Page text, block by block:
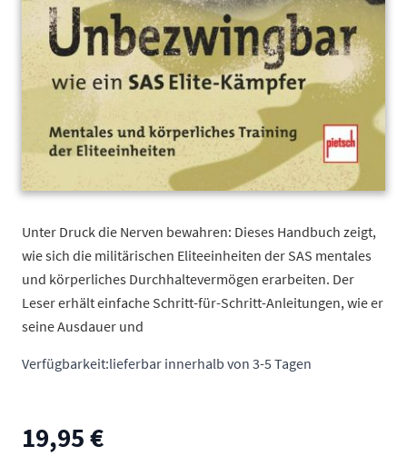
Unter Druck die Nerven bewahren: Dieses Handbuch zeigt,
wie sich die militärischen Eliteeinheiten der SAS mentales
und körperliches Durchhaltevermögen erarbeiten. Der
Leser erhält einfache Schritt-für-Schritt-Anleitungen, wie er
seine Ausdauer und
Verfügbarkeit:lieferbar innerhalb von 3-5 Tagen
19,95 €